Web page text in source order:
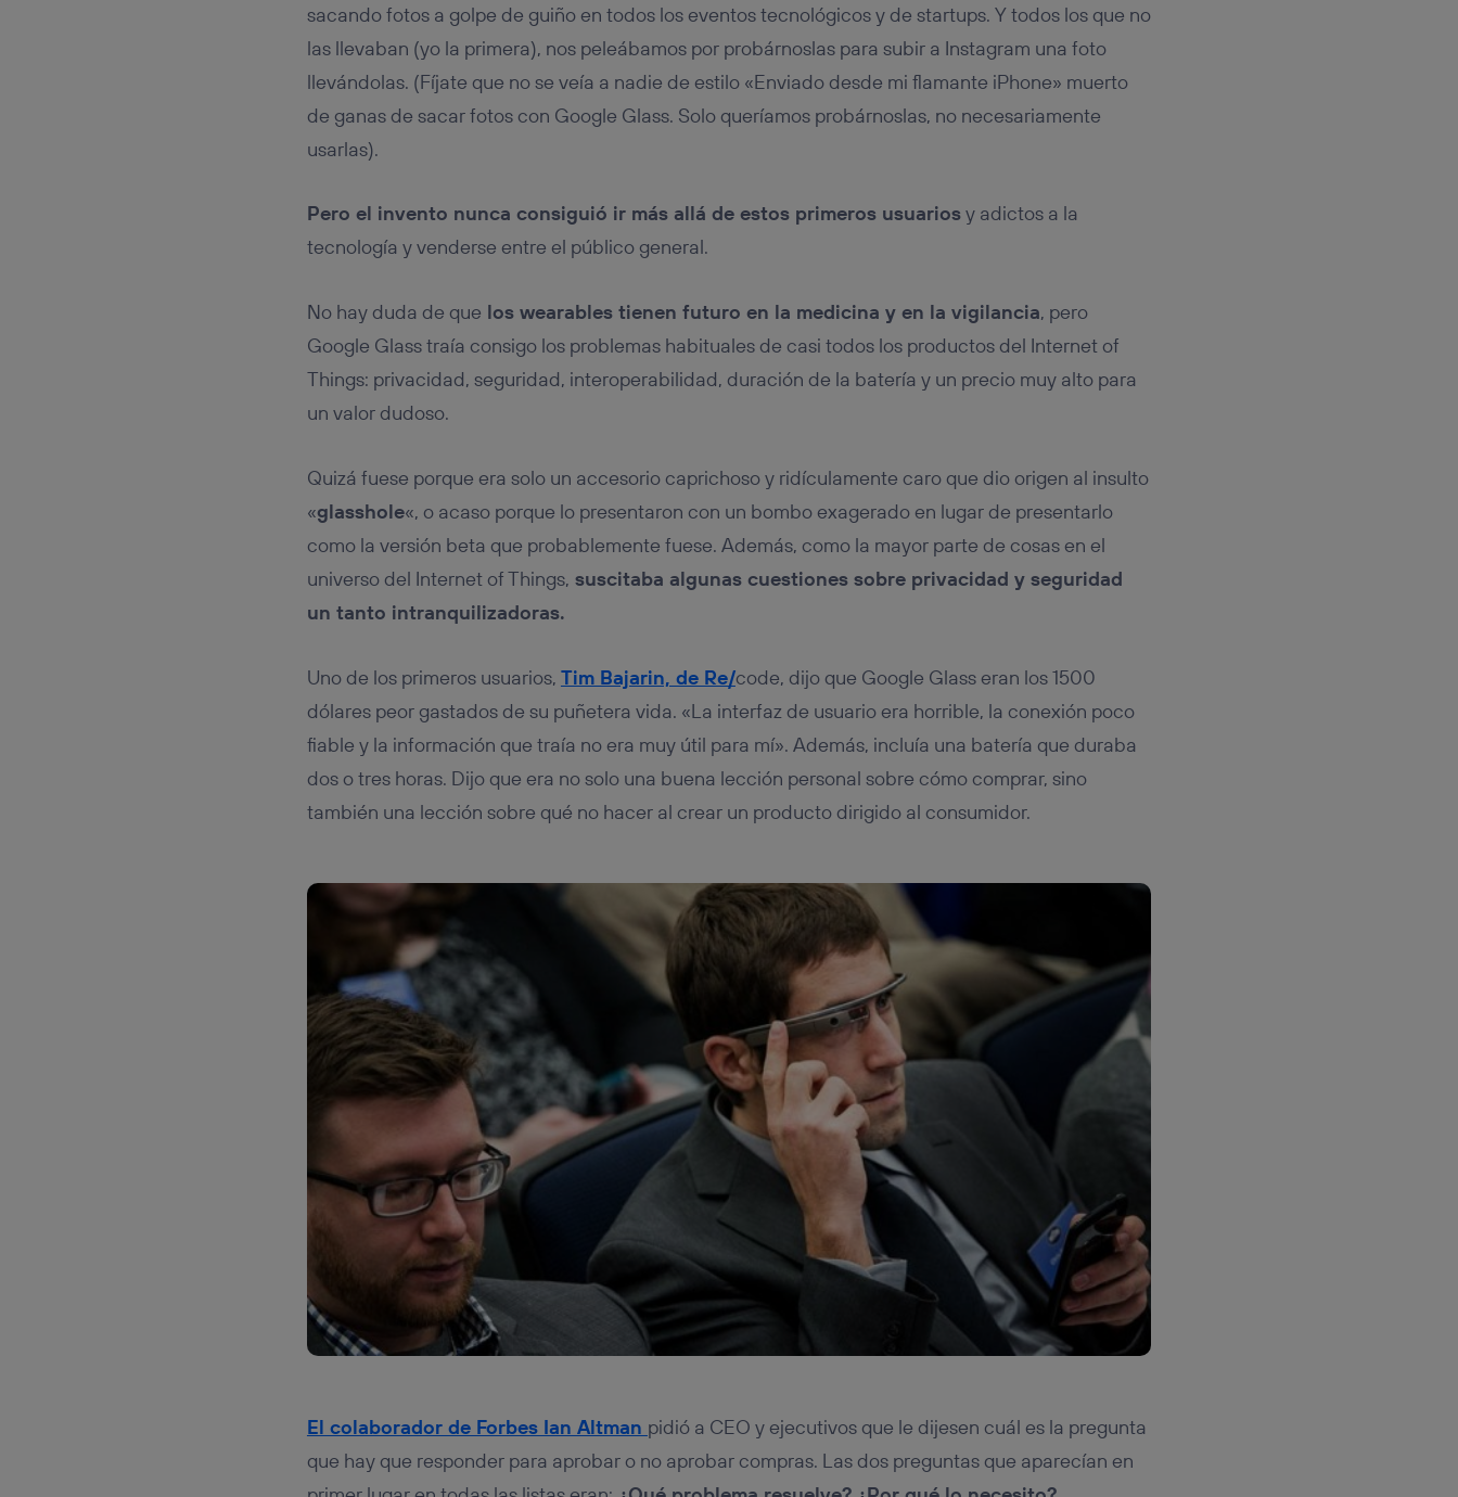
sacando fotos a golpe de guiño en todos los eventos tecnológicos y de startups. Y todos los que no
las llevaban (yo la primera), nos peleábamos por probárnoslas para subir a Instagram una foto
llevándolas. (Fíjate que no se veía a nadie de estilo «Enviado desde mi flamante iPhone» muerto
de ganas de sacar fotos con Google Glass. Solo queríamos probárnoslas, no necesariamente
usarlas).
Pero el invento nunca consiguió ir más allá de estos primeros usuariosy adictos a la
tecnología y venderse entre el público general.
No hay duda de que los wearables tienen futuro en la medicina y en la vigilancia, pero
Google Glass traía consigo los problemas habituales de casi todos los productos del Internet of
Things: privacidad, seguridad, interoperabilidad, duración de la batería y un precio muy alto para
un valor dudoso.
Quizá fuese porque era solo un accesorio caprichoso y ridículamente caro que dio origen al insulto
«glasshole«, o acaso porque lo presentaron con un bombo exagerado en lugar de presentarlo
como la versión beta que probablemente fuese. Además, como la mayor parte de cosas en el
universo del Internet of Things, suscitaba algunas cuestiones sobre privacidad y seguridad
un tanto intranquilizadoras.
Uno de los primeros usuarios, Tim Bajarin, de Re/code, dijo que Google Glass eran los 1500
dólares peor gastados de su puñetera vida. «La interfaz de usuario era horrible, la conexión poco
fiable y la información que traía no era muy útil para mí». Además, incluía una batería que duraba
dos o tres horas. Dijo que era no solo una buena lección personal sobre cómo comprar, sino
también una lección sobre qué no hacer al crear un producto dirigido al consumidor.
El colaborador de Forbes Ian Altman pidió a CEO y ejecutivos que le dijesen cuál es la pregunta
que hay que responder para aprobar o no aprobar compras. Las dos preguntas que aparecían en